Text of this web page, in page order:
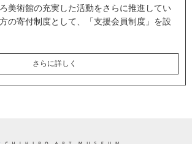
美術館の充実した活動をさらに推進してい
の寄付制度として、「支援会員制度」を設
さらに詳しく